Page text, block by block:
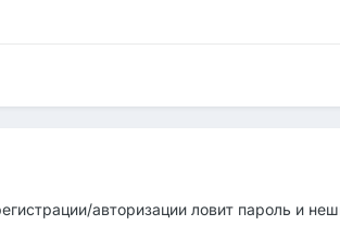
авторизации ловит пароль и